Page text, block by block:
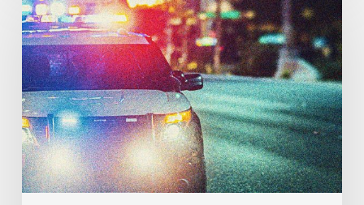
en
faveur
d’une
commission
d’enquête
publique
sur
le
racisme